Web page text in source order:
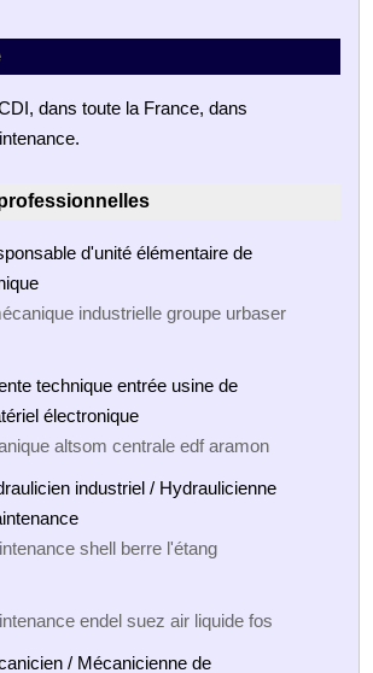
dans toute la France, dans
d'unité élémentaire de
industrielle groupe urbaser
technique entrée usine de
électronique
altsom centrale edf aramon
industriel / Hydraulicienne
shell berre l'étang
endel suez air liquide fos
/ Mécanicienne de